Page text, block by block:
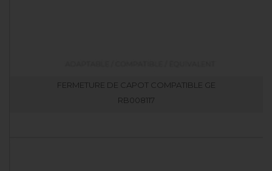
FERMETURE DE CAPOT COMPATIBLE GE
RB008117